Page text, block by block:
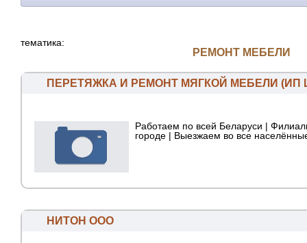
тематика:
РЕМОНТ МЕБЕЛИ
ПЕРЕТЯЖКА И РЕМОНТ МЯГКОЙ МЕБЕЛИ (ИП
Работаем по всей Беларуси |
городе | Выезжаем во все
НИТОН ООО